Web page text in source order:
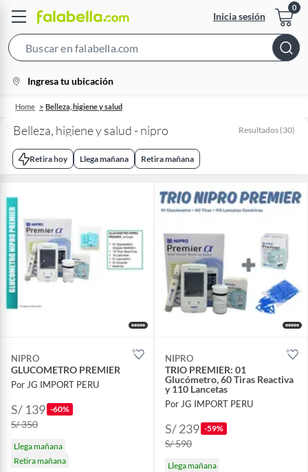
Inicia sesión
Bar
location-
icon
Ingresa tu ubicación
Home Belleza, higiene y salud
Belleza, higiene y salud - nipro Resultados (30)
Retira hoy Llega mañana Retira mañana
NIPRO
GLUCOMETRO PREMIER
Por JG IMPORT PERU
S/ 139 -60%
S/ 350
Llega mañana
Retira mañana
NIPRO
TRIO PREMIER: 01
Glucómetro, 60 Tiras Reactiva
y 110 Lancetas
Por JG IMPORT PERU
S/ 239 -59%
S/ 590
Llega mañana